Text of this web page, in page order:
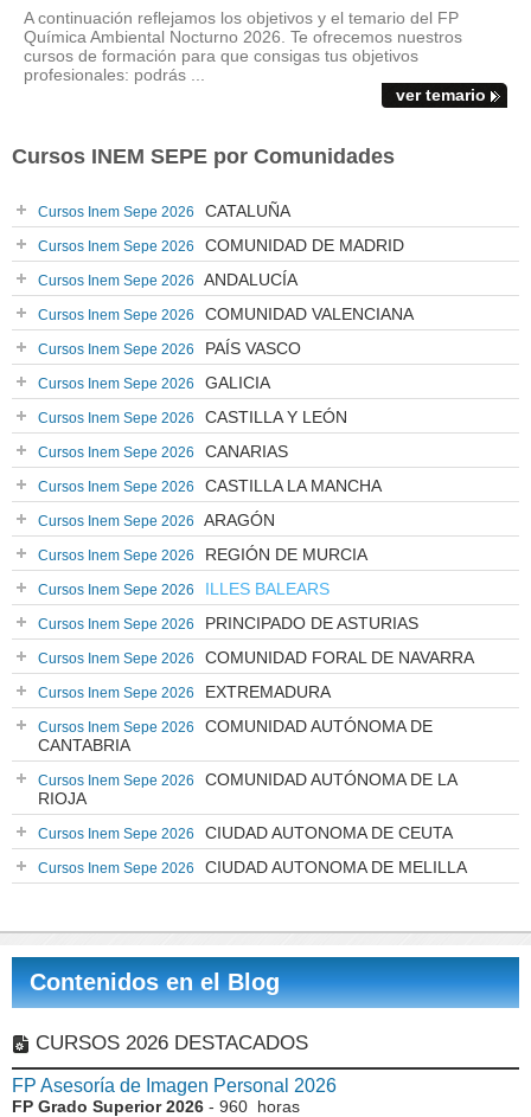
A continuación reflejamos los objetivos y el temario del FP
Química Ambiental Nocturno 2026. Te ofrecemos nuestros
cursos de formación para que consigas tus objetivos
profesionales: podrás ...
ver temario
Cursos INEM SEPE por Comunidades
Cursos Inem Sepe 2026 CATALUÑA
Cursos Inem Sepe 2026 COMUNIDAD DE MADRID
Cursos Inem Sepe 2026 ANDALUCÍA
Cursos Inem Sepe 2026 COMUNIDAD VALENCIANA
Cursos Inem Sepe 2026 PAÍS VASCO
Cursos Inem Sepe 2026 GALICIA
Cursos Inem Sepe 2026 CASTILLA Y LEÓN
Cursos Inem Sepe 2026 CANARIAS
Cursos Inem Sepe 2026 CASTILLA LA MANCHA
Cursos Inem Sepe 2026 ARAGÓN
Cursos Inem Sepe 2026 REGIÓN DE MURCIA
Cursos Inem Sepe 2026 ILLES BALEARS
Cursos Inem Sepe 2026 PRINCIPADO DE ASTURIAS
Cursos Inem Sepe 2026 COMUNIDAD FORAL DE NAVARRA
Cursos Inem Sepe 2026 EXTREMADURA
Cursos Inem Sepe 2026
COMUNIDAD AUTÓNOMA DE
CANTABRIA
Cursos Inem Sepe 2026
COMUNIDAD AUTÓNOMA DE LA
RIOJA
Cursos Inem Sepe 2026 CIUDAD AUTONOMA DE CEUTA
Cursos Inem Sepe 2026 CIUDAD AUTONOMA DE MELILLA
Contenidos en el Blog
CURSOS 2026 DESTACADOS
FP Asesoría de Imagen Personal 2026
FP Grado Superior 2026 - 960 horas